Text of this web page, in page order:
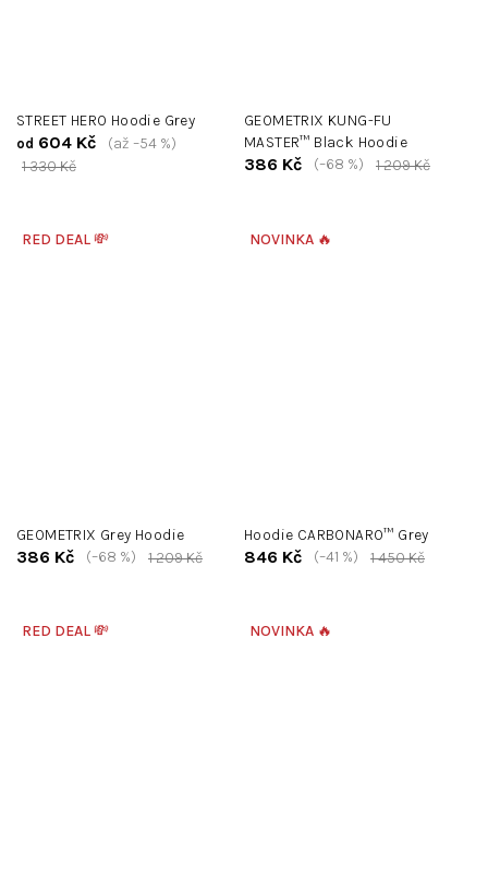
STREET HERO Hoodie Grey
od 604 Kč
1 330 Kč
(až –54 %)
GEOMETRIX KUNG-FU
MASTER™ Black Hoodie
386 Kč 1 209 Kč
(–68 %)
RED DEAL 💸
GEOMETRIX Grey Hoodie
386 Kč 1 209 Kč
(–68 %)
NOVINKA 🔥
Hoodie CARBONARO™ Grey
846 Kč 1 450 Kč
(–41 %)
RED DEAL 💸 NOVINKA 🔥